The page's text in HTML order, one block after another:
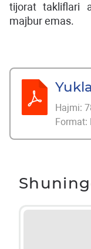
tijorat takliflari
majbur
Hajmi:
Format: